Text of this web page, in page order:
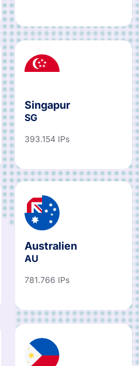
Singapur
SG
Australien
AU